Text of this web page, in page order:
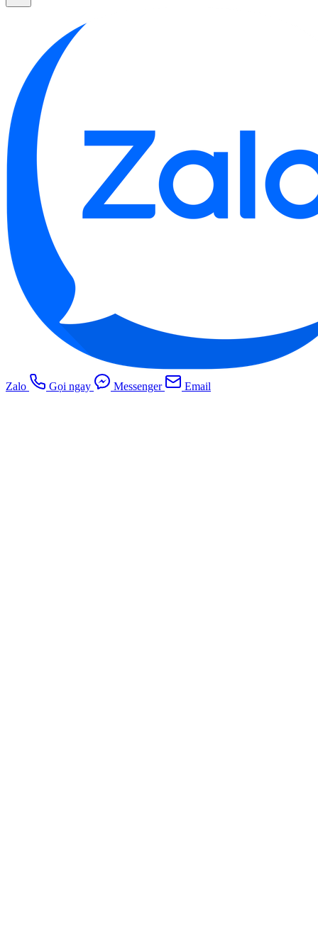
Zalo Gọi ngay Messenger Email